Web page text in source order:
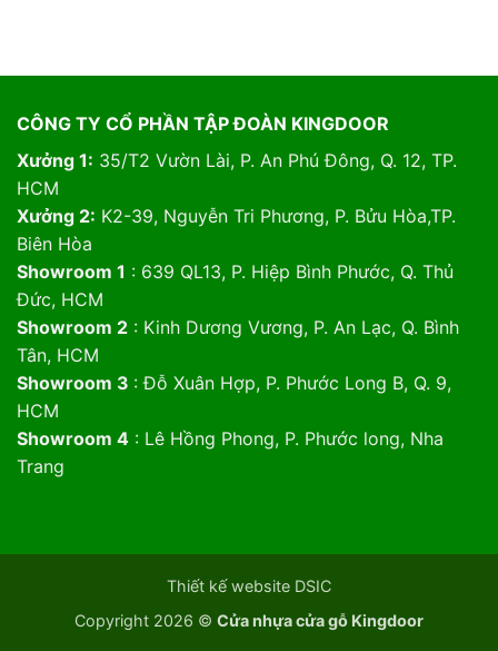
CÔNG TY CỔ PHẦN TẬP ĐOÀN KINGDOOR
Xưởng 1: 35/T2 Vườn Lài, P. An Phú Đông, Q. 12, TP.
HCM
Xưởng 2: K2-39, Nguyễn Tri Phương, P. Bửu Hòa,TP.
Biên Hòa
Showroom 1 : 639 QL13, P. Hiệp Bình Phước, Q. Thủ
Đức, HCM
Showroom 2: Kinh Dương Vương, P. An Lạc, Q. Bình
Tân, HCM
Showroom 3 : Đỗ Xuân Hợp, P. Phước Long B, Q. 9,
HCM
Showroom 4: Lê Hồng Phong, P. Phước long, Nha
Trang
Thiết kế website DSIC
Copyright 2026 © Cửa nhựa cửa gỗ Kingdoor